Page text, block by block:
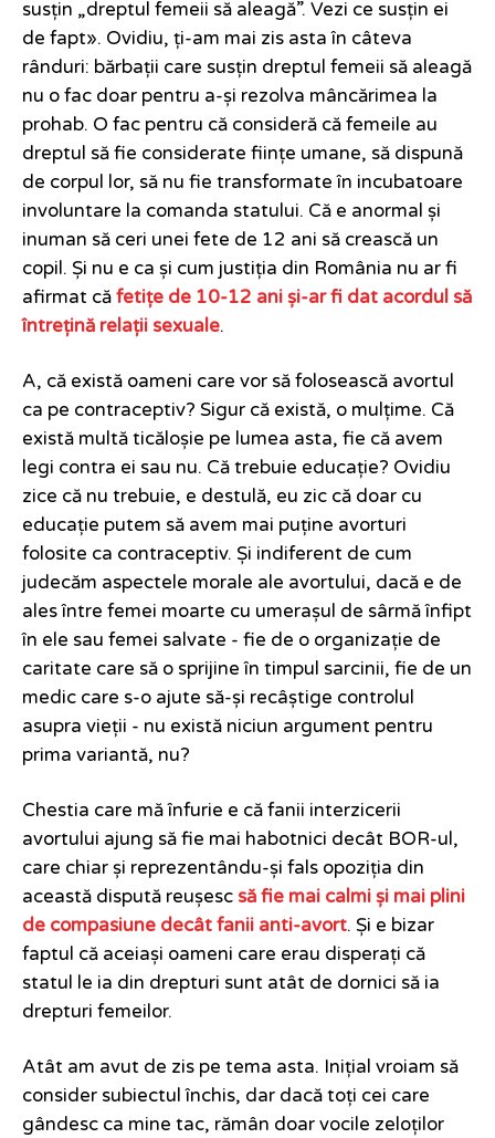
susțin „dreptul femeii să aleagă”. Vezi ce susțin ei
de fapt». Ovidiu, ți-am mai zis asta în câteva
rânduri: bărbații care susțin dreptul femeii să aleagă
nu o fac doar pentru a-și rezolva mâncărimea la
prohab. O fac pentru că consideră că femeile au
dreptul să fie considerate ființe umane, să dispună
de corpul lor, să nu fie transformate în incubatoare
involuntare la comanda statului. Că e anormal și
inuman să ceri unei fete de 12 ani să crească un
copil. Și nu e ca și cum justiția din România nu ar fi
afirmat că fetițe de 10-12 ani și-ar fi dat acordul să
întrețină relații sexuale.
A, că există oameni care vor să folosească avortul
ca pe contraceptiv? Sigur că există, o mulțime. Că
există multă ticăloșie pe lumea asta, fie că avem
legi contra ei sau nu. Că trebuie educație? Ovidiu
zice că nu trebuie, e destulă, eu zic că doar cu
educație putem să avem mai puține avorturi
folosite ca contraceptiv. Și indiferent de cum
judecăm aspectele morale ale avortului, dacă e de
ales între femei moarte cu umerașul de sârmă înfipt
în ele sau femei salvate - fie de o organizație de
caritate care să o sprijine în timpul sarcinii, fie de un
medic care s-o ajute să-și recâștige controlul
asupra vieții - nu există niciun argument pentru
prima variantă, nu?
Chestia care mă înfurie e că fanii interzicerii
avortului ajung să fie mai habotnici decât BOR-ul,
care chiar și reprezentându-și fals opoziția din
această dispută reușesc să fie mai calmi și mai plini
de compasiune decât fanii anti-avort. Și e bizar
faptul că aceiași oameni care erau disperați că
statul le ia din drepturi sunt atât de dornici să ia
drepturi femeilor.
Atât am avut de zis pe tema asta. Inițial vroiam să
consider subiectul închis, dar dacă toți cei care
gândesc ca mine tac, rămân doar vocile zeloților